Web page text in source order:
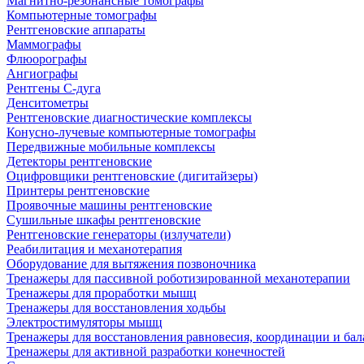
Компьютерные томографы
Рентгеновские аппараты
Маммографы
Флюорографы
Ангиографы
Рентгены С-дуга
Денситометры
Рентгеновские диагностические комплексы
Конусно-лучевые компьютерные томографы
Передвижные мобильные комплексы
Детекторы рентгеновские
Оцифровщики рентгеновские (дигитайзеры)
Принтеры рентгеновские
Проявочные машины рентгеновские
Сушильные шкафы рентгеновские
Рентгеновские генераторы (излучатели)
Реабилитация и механотерапия
Оборудование для вытяжения позвоночника
Тренажеры для пассивной роботизированной механотерапии
Тренажеры для проработки мышц
Тренажеры для восстановления ходьбы
Электростимуляторы мышц
Тренажеры для восстановления равновесия, координации и
Тренажеры для активной разработки конечностей